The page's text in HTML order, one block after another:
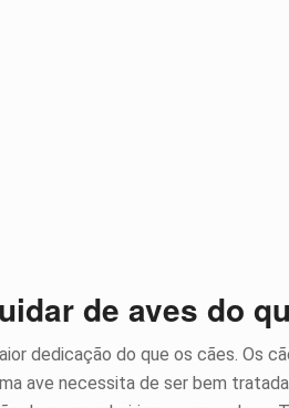
de aves do
dedicação do que os cães. Os
ave necessita de ser bem